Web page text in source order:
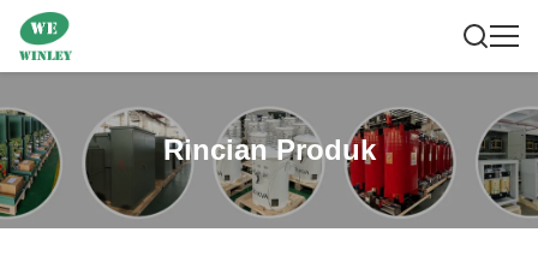
Rincian Produk